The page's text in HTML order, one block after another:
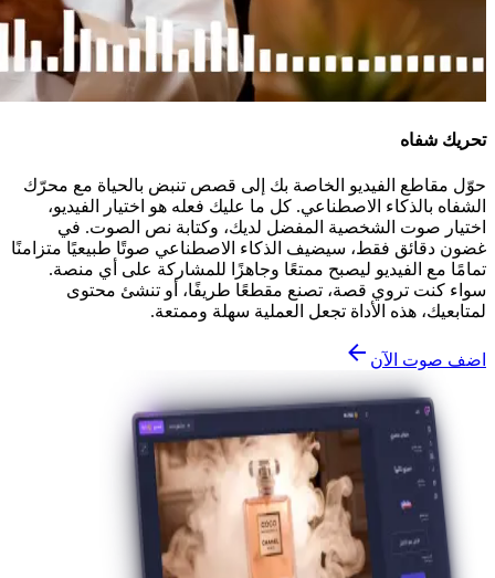
تحريك شفاه
حوّل مقاطع الفيديو الخاصة بك إلى قصص تنبض بالحياة مع محرّك
الشفاه بالذكاء الاصطناعي. كل ما عليك فعله هو اختيار الفيديو،
اختيار صوت الشخصية المفضل لديك، وكتابة نص الصوت. في
غضون دقائق فقط، سيضيف الذكاء الاصطناعي صوتًا طبيعيًا متزامنًا
تمامًا مع الفيديو ليصبح ممتعًا وجاهزًا للمشاركة على أي منصة.
سواء كنت تروي قصة، تصنع مقطعًا طريفًا، أو تنشئ محتوى
لمتابعيك، هذه الأداة تجعل العملية سهلة وممتعة.
اضف صوت الآن